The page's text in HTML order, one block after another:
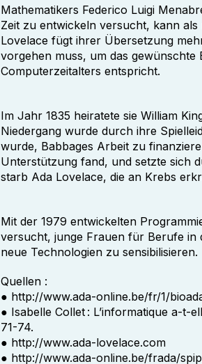
Mathematikers Federico Luigi
Zeit zu entwickeln versucht, kann
Lovelace fügt ihrer Übersetzung
vorgehen muss, um das
Computerzeitalters entspricht.
Im Jahr 1835 heiratete sie William
Niedergang wurde durch ihre
wurde, Babbages Arbeit zu
Unterstützung fand, und setzte sich
starb Ada Lovelace, die an Krebs
Mit der 1979 entwickelten
versucht, junge Frauen für Berufe in
neue Technologien zu sensibilisieren.
Quellen :
● http://www.ada-online.be/fr/1/
● Isabelle Collet : L’informatique a-t-
71-74.
● http://www.ada-lovelace.com
● http://www.ada-online.be/frada/